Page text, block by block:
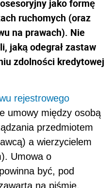
jako formę
ruchomych (oraz
na prawach). Nie
jaką odegrał zastaw
zdolności kredytowej
rejestrowego
umowy między osobą
przedmiotem
a wierzycielem
Umowa o
być, pod
na piśmie.